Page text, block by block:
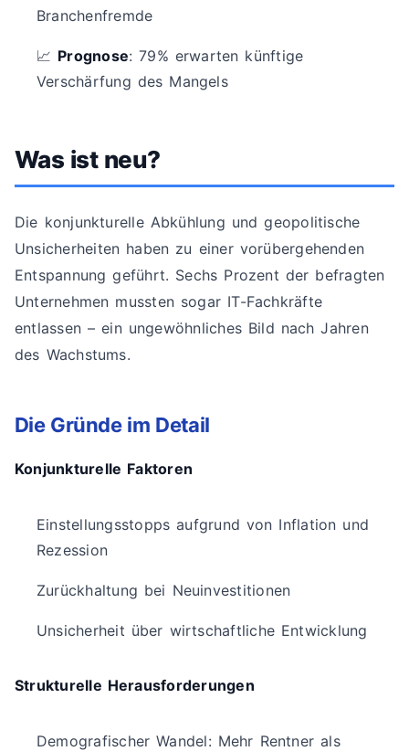
Branchenfremde
📈 Prognose: 79% erwarten künftige
Verschärfung des Mangels
Was ist neu?
Die konjunkturelle Abkühlung und geopolitische
Unsicherheiten haben zu einer vorübergehenden
Entspannung geführt. Sechs Prozent der befragten
Unternehmen mussten sogar IT-Fachkräfte
entlassen – ein ungewöhnliches Bild nach Jahren
des Wachstums.
Die Gründe im Detail
Konjunkturelle Faktoren
Einstellungsstopps aufgrund von Inflation und
Rezession
Zurückhaltung bei Neuinvestitionen
Unsicherheit über wirtschaftliche Entwicklung
Strukturelle Herausforderungen
Demografischer Wandel: Mehr Rentner als